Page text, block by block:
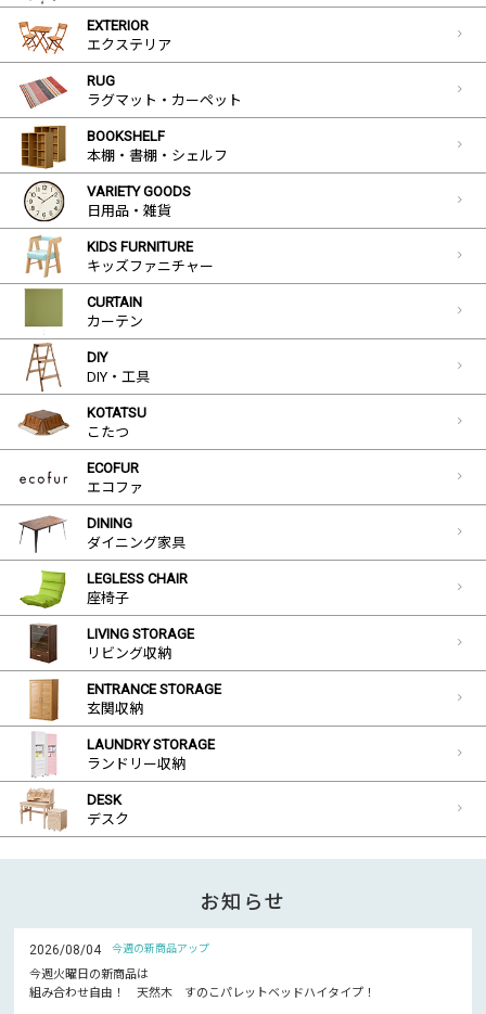
EXTERIOR
エクステリア
RUG
ラグマット・カーペット
BOOKSHELF
本棚・書棚・シェルフ
VARIETY GOODS
日用品・雑貨
KIDS FURNITURE
キッズファニチャー
CURTAIN
カーテン
DIY
DIY・工具
KOTATSU
こたつ
ECOFUR
エコファ
DINING
ダイニング家具
LEGLESS CHAIR
座椅子
LIVING STORAGE
リビング収納
ENTRANCE STORAGE
玄関収納
LAUNDRY STORAGE
ランドリー収納
DESK
デスク
お知らせ
2026/08/04 今週の新商品アップ
今週火曜日の新商品は
組み合わせ自由！ 天然木 すのこパレットベッドハイタイプ！